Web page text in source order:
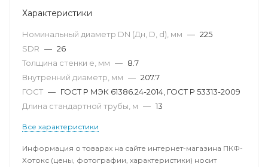
Характеристики
Номинальный диаметр DN (Дн, D, d), мм — 225
SDR — 26
Толщина стенки e, мм — 8.7
Внутренний диаметр, мм — 207.7
ГОСТ — ГОСТ Р МЭК 61386.24-2014, ГОСТ Р 53313-2009
Длина стандартной трубы, м — 13
Все характеристики
Информация о товарах на сайте интернет-магазина ПКФ-
Хотокс (цены, фотографии, характеристики) носит